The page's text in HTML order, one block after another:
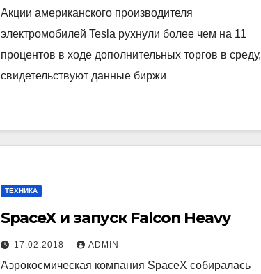
Акции американского производителя
электромобилей Tesla рухнули более чем на 11
процентов в ходе дополнительных торгов в среду,
свидетельствуют данные биржи
ТЕХНИКА
SpaceX и запуск Falcon Heavy
17.02.2018 ADMIN
Аэрокосмическая компания SpaceX собиралась